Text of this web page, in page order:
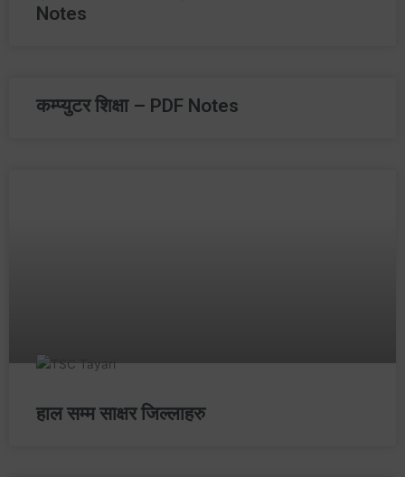
Notes
कम्प्युटर शिक्षा – PDF Notes
हाल सम्म साक्षर जिल्लाहरु